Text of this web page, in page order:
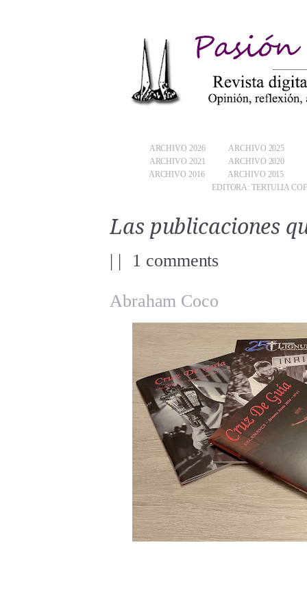
ARCHIVO 2026
ARCHIVO 2025
ARCHIVO 2021
ARCHIVO 2020
ARCHIVO 2016
ARCHIVO 2015
EDITORA: TERTULIA
Las publicaciones
| | 1 comments
Abraham Coco